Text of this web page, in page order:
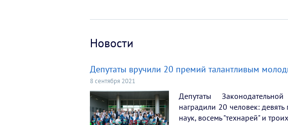
Новости
Депутаты вручили 20 премий талантливым
8 сентября 2021
Депутаты
наградили 20 человек: девять
наук, восемь "технарей" и